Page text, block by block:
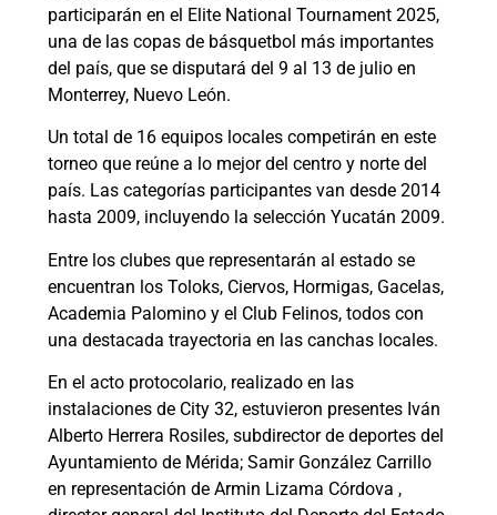
participarán en el Elite National Tournament 2025,
una de las copas de básquetbol más importantes
del país, que se disputará del 9 al 13 de julio en
Monterrey, Nuevo León.
Un total de 16 equipos locales competirán en este
torneo que reúne a lo mejor del centro y norte del
país. Las categorías participantes van desde 2014
hasta 2009, incluyendo la selección Yucatán 2009.
Entre los clubes que representarán al estado se
encuentran los Toloks, Ciervos, Hormigas, Gacelas,
Academia Palomino y el Club Felinos, todos con
una destacada trayectoria en las canchas locales.
En el acto protocolario, realizado en las
instalaciones de City 32, estuvieron presentes Iván
Alberto Herrera Rosiles, subdirector de deportes del
Ayuntamiento de Mérida; Samir González Carrillo
en representación de Armin Lizama Córdova ,